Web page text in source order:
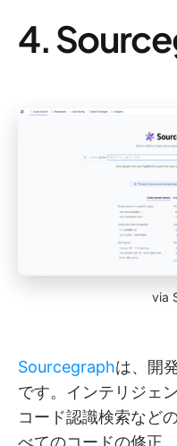
4.
via
Sourcegraphは、開
です。インテリジェ
コード認識検索など
べてのコードの修正